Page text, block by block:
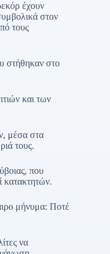
έχουν
στον
τους
στήθηκαν στο
και των
μέσα στα
τους.
που
κατακτητών.
μήνυμα: Ποτέ
να